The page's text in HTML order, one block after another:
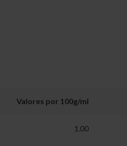
Valores por 100g/ml
1.00